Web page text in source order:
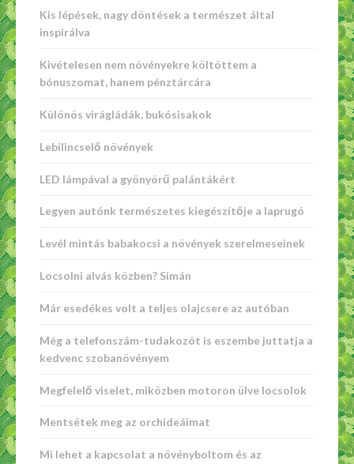
Kis lépések, nagy döntések a természet által
inspirálva
Kivételesen nem növényekre költöttem a
bónuszomat, hanem pénztárcára
Különös virágládák, bukósisakok
Lebilincselő növények
LED lámpával a gyönyörű palántákért
Legyen autónk természetes kiegészítője a laprugó
Levél mintás babakocsi a növények szerelmeseinek
Locsolni alvás közben? Simán
Már esedékes volt a teljes olajcsere az autóban
Még a telefonszám-tudakozót is eszembe juttatja a
kedvenc szobanövényem
Megfelelő viselet, miközben motoron ülve locsolok
Mentsétek meg az orchideáimat
Mi lehet a kapcsolat a növényboltom és az